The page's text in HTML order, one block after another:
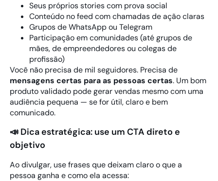
Seus próprios stories com prova social
Conteúdo no feed com chamadas de ação claras
Grupos de WhatsApp ou Telegram
Participação em comunidades (até grupos de
mães, de empreendedores ou colegas de
profissão)
Você não precisa de mil seguidores. Precisa de
mensagens certas para as pessoas certas. Um bom
produto validado pode gerar vendas mesmo com uma
audiência pequena — se for útil, claro e bem
comunicado.
📣 Dica estratégica: use um CTA direto e
objetivo
Ao divulgar, use frases que deixam claro o que a
pessoa ganha e como ela acessa: